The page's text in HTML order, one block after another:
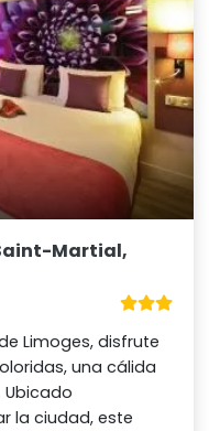
Martial,
Limoges, disfrute
una cálida
la ciudad, este